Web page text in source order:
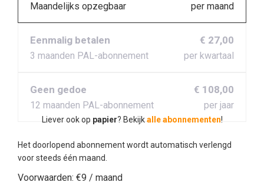
Maandelijks opzegbaar per maand
Eenmalig betalen
3 maanden PAL-abonnement
€ 27,00
per kwartaal
Geen gedoe
12 maanden PAL-abonnement
€ 108,00
per jaar
Liever ook op papier? Bekijkalle abonnementen!
Het doorlopend abonnement wordt automatisch verlengd
voor steeds één maand.
Voorwaarden: €9 / maand